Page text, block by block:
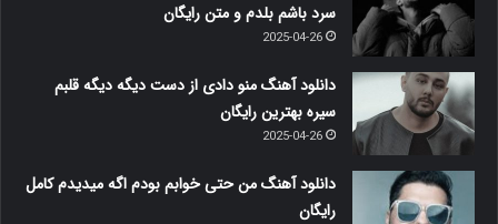
سرد باشم بلدم و متن رایگان
2025-04-26
دانلود آهنگ منو دادی از دست دیگه دیگه قلبم
سیره بهترین رایگان
2025-04-26
دانلود آهنگ من حتی خوابم بودم اگه میدیدم کامل
رایگان